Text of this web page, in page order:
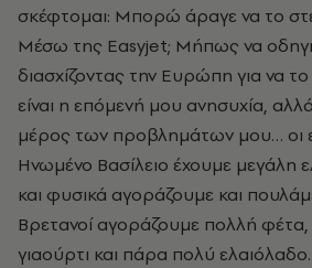
σκέφτομαι: Μπορώ άραγε να το
Μέσω της Easyjet; Μήπως να
διασχίζοντας την Ευρώπη για να
είναι η επόμενή μου ανησυχία,
μέρος των προβλημάτων μου… οι
Ηνωμένο Βασίλειο έχουμε μεγάλη
και φυσικά αγοράζουμε και
Βρετανοί αγοράζουμε πολλή φέτα,
γιαούρτι και πάρα πολύ